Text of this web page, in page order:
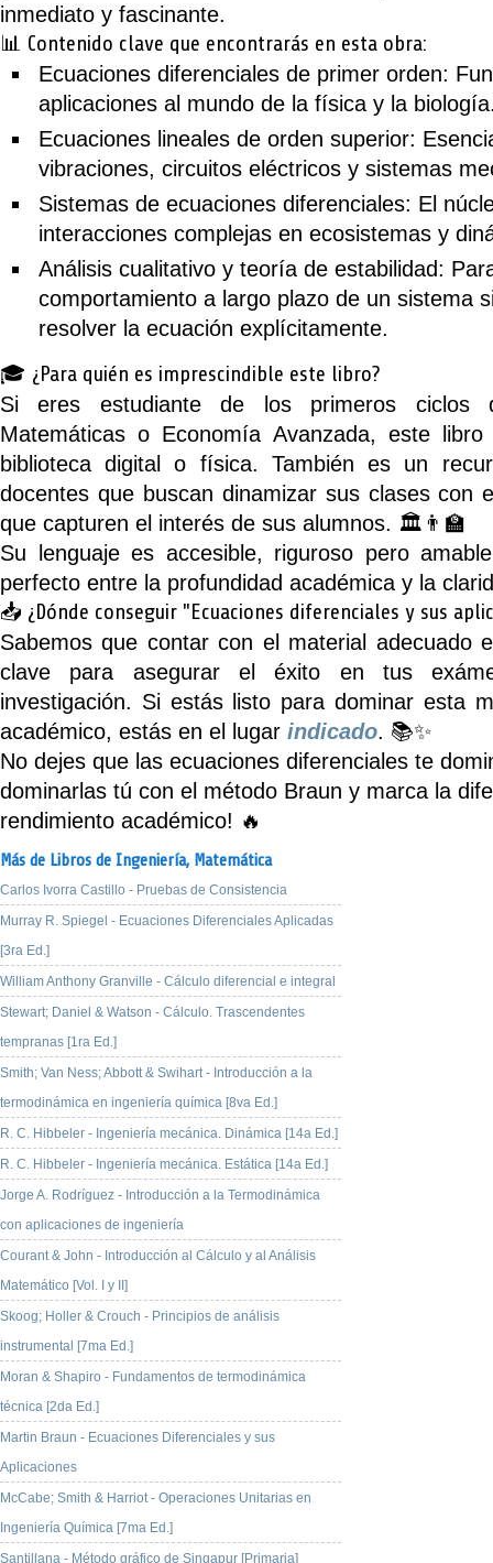
inmediato y fascinante.
📊 Contenido clave que encontrarás en esta obra:
Ecuaciones diferenciales de primer orden:
aplicaciones al mundo de la física y la
Ecuaciones lineales de orden superior:
vibraciones, circuitos eléctricos y sistemas
Sistemas de ecuaciones diferenciales: El
interacciones complejas en ecosistemas y
Análisis cualitativo y teoría de estabilidad:
comportamiento a largo plazo de un sistema
resolver la ecuación explícitamente.
🎓 ¿Para quién es imprescindible este libro?
Si eres estudiante de los primeros
Matemáticas o Economía Avanzada, este libro
biblioteca digital o física. También es un
docentes que buscan dinamizar sus clases con
que capturen el interés de sus alumnos. 🏛️👨‍🏫
Su lenguaje es accesible, riguroso pero
perfecto entre la profundidad académica y la
📥 ¿Dónde conseguir "Ecuaciones diferenciales y sus
Sabemos que contar con el material adecuado
clave para asegurar el éxito en tus
investigación. Si estás listo para dominar esta
académico, estás en el lugar indicado. 📚✨
No dejes que las ecuaciones diferenciales te
dominarlas tú con el método Braun y marca la
rendimiento académico! 🔥
Más de Libros de Ingeniería, Matemática
Carlos Ivorra Castillo - Pruebas de Consistencia
Murray R. Spiegel - Ecuaciones Diferenciales Aplicadas
[3ra Ed.]
William Anthony Granville - Cálculo diferencial e integral
Stewart; Daniel & Watson - Cálculo. Trascendentes
tempranas [1ra Ed.]
Smith; Van Ness; Abbott & Swihart - Introducción a la
termodinámica en ingeniería química [8va Ed.]
R. C. Hibbeler - Ingeniería mecánica. Dinámica [14a Ed.]
R. C. Hibbeler - Ingeniería mecánica. Estática [14a Ed.]
Jorge A. Rodríguez - Introducción a la Termodinámica
con aplicaciones de ingeniería
Courant & John - Introducción al Cálculo y al Análisis
Matemático [Vol. I y II]
Skoog; Holler & Crouch - Principios de análisis
instrumental [7ma Ed.]
Moran & Shapiro - Fundamentos de termodinámica
técnica [2da Ed.]
Martin Braun - Ecuaciones Diferenciales y sus
Aplicaciones
McCabe; Smith & Harriot - Operaciones Unitarias en
Ingeniería Química [7ma Ed.]
Santillana - Método gráfico de Singapur [Primaria]